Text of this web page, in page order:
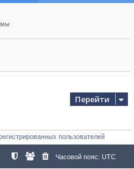
Перейти
пользователей
Часовой пояс: UTC